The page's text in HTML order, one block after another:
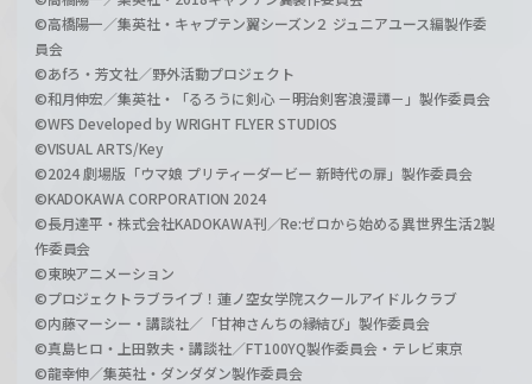
©高橋陽一／集英社・キャプテン翼シーズン２ ジュニアユース編製作委
員会
©あfろ・芳文社／野外活動プロジェクト
©和月伸宏／集英社・「るろうに剣心 －明治剣客浪漫譚－」製作委員会
©WFS Developed by WRIGHT FLYER STUDIOS
©VISUAL ARTS/Key
©2024 劇場版「ウマ娘 プリティーダービー 新時代の扉」製作委員会
©KADOKAWA CORPORATION 2024
©長月達平・株式会社KADOKAWA刊／Re:ゼロから始める異世界生活2製
作委員会
©東映アニメーション
©プロジェクトラブライブ！蓮ノ空女学院スクールアイドルクラブ
©内藤マーシー・講談社／「甘神さんちの縁結び」製作委員会
©真島ヒロ・上田敦夫・講談社／FT100YQ製作委員会・テレビ東京
©龍幸伸／集英社・ダンダダン製作委員会